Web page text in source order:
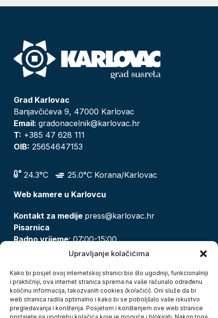
Upravljanje kolačićima
Kako bi posjet ovoj internetskoj stranici bio što ugodniji, funkcionalniji
i praktičniji, ova internet stranica sprema na vaše računalo određenu
količinu informacija, takozvanih cookies (kolačići). Oni služe da bi
web stranica radila optimalno i kako bi se poboljšalo vaše iskustvo
pregledavanja i korištenja. Posjetom i korištenjem ove web stranice
Grad Karlovac
Banjavčićeva 9, 47000 Karlovac
Email: gradonacelnik@karlovac.hr
T: +385 47 628 111
OIB: 25654647153
24.3°C
25.0°C Korana/Karlovac
Web kamere u Karlovcu
Kontakt za medije press@karlovac.hr
Pisarnica
Radno vrijeme: 07:00-15:00
pisarnica@karlovac.hr
Zaštita osobnih podataka
Pristup informacijama